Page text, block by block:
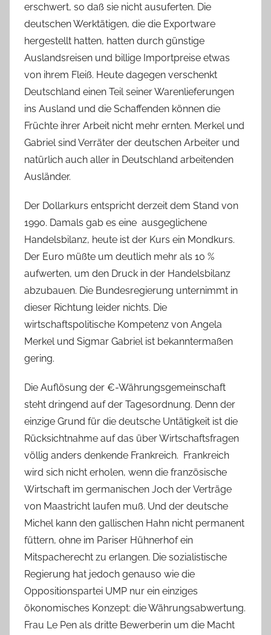
erschwert, so daß sie nicht ausuferten. Die
deutschen Werktätigen, die die Exportware
hergestellt hatten, hatten durch günstige
Auslandsreisen und billige Importpreise etwas
von ihrem Fleiß. Heute dagegen verschenkt
Deutschland einen Teil seiner Warenlieferungen
ins Ausland und die Schaffenden können die
Früchte ihrer Arbeit nicht mehr ernten. Merkel und
Gabriel sind Verräter der deutschen Arbeiter und
natürlich auch aller in Deutschland arbeitenden
Ausländer.
Der Dollarkurs entspricht derzeit dem Stand von
1990. Damals gab es eine ausgeglichene
Handelsbilanz, heute ist der Kurs ein Mondkurs.
Der Euro müßte um deutlich mehr als 10 %
aufwerten, um den Druck in der Handelsbilanz
abzubauen. Die Bundesregierung unternimmt in
dieser Richtung leider nichts. Die
wirtschaftspolitische Kompetenz von Angela
Merkel und Sigmar Gabriel ist bekanntermaßen
gering.
Die Auflösung der €-Währungsgemeinschaft
steht dringend auf der Tagesordnung. Denn der
einzige Grund für die deutsche Untätigkeit ist die
Rücksichtnahme auf das über Wirtschaftsfragen
völlig anders denkende Frankreich. Frankreich
wird sich nicht erholen, wenn die französische
Wirtschaft im germanischen Joch der Verträge
von Maastricht laufen muß. Und der deutsche
Michel kann den gallischen Hahn nicht permanent
füttern, ohne im Pariser Hühnerhof ein
Mitspacherecht zu erlangen. Die sozialistische
Regierung hat jedoch genauso wie die
Oppositionspartei UMP nur ein einziges
ökonomisches Konzept: die Währungsabwertung.
Frau Le Pen als dritte Bewerberin um die Macht